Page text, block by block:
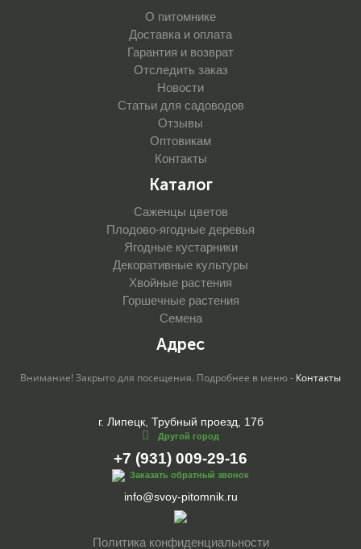
О питомнике
Доставка и оплата
Гарантия и возврат
Отследить заказ
Новости
Статьи для садоводов
Отзывы
Оптовикам
Контакты
Каталог
Саженцы цветов
Плодово-ягодные деревья
Ягодные кустарники
Декоративные культуры
Хвойные растения
Горшечные растения
Семена
Адрес
Внимание! Закрыто для посещения. Подробнее в меню - Контакты
г. Липецк, Трубный проезд, 17б
Другой город
+7 (931) 009-29-16
Заказать обратный звонок
info@svoy-pitomnik.ru
Политика конфиденциальности